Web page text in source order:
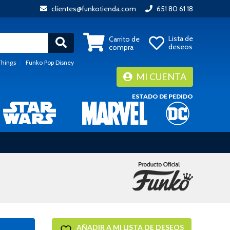
clientes@funkotienda.com 651 80 61 18
| Funko Pop Disney
Carrito de
compra
Lista de
deseos
MI CUENTA
ESTADO DE PEDIDO
AÑADIR A MI LISTA DE DESEOS